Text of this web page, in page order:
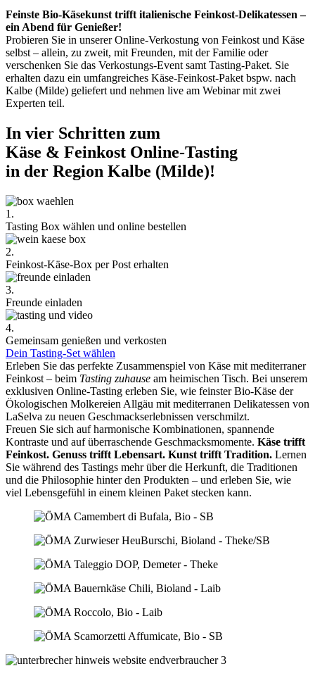
Feinste Bio-Käsekunst trifft italienische Feinkost-Delikatessen –
ein Abend für Genießer!
Probieren Sie in unserer Online-Verkostung von Feinkost und Käse
selbst – allein, zu zweit, mit Freunden, mit der Familie oder
verschenken Sie das Verkostungs-Event samt Tasting-Paket. Sie
erhalten dazu ein umfangreiches Käse-Feinkost-Paket bspw. nach
Kalbe (Milde) geliefert und nehmen live am Webinar mit zwei
Experten teil.
In vier Schritten zum
Käse & Feinkost Online-Tasting
in der Region Kalbe (Milde)!
1.
Tasting Box wählen und online bestellen
2.
Feinkost-Käse-Box per Post erhalten
3.
Freunde einladen
4.
Gemeinsam genießen und verkosten
Dein Tasting-Set wählen
Erleben Sie das perfekte Zusammenspiel von Käse mit mediterraner
Feinkost – beim Tasting zuhause am heimischen Tisch. Bei unserem
exklusiven Online-Tasting erleben Sie, wie feinster Bio-Käse der
Ökologischen Molkereien Allgäu mit mediterranen Delikatessen von
LaSelva zu neuen Geschmackserlebnissen verschmilzt.
Freuen Sie sich auf harmonische Kombinationen, spannende
Kontraste und auf überraschende Geschmacksmomente. Käse trifft
Feinkost. Genuss trifft Lebensart. Kunst trifft Tradition. Lernen
Sie während des Tastings mehr über die Herkunft, die Traditionen
und die Philosophie hinter den Produkten – und erleben Sie, wie
viel Lebensgefühl in einem kleinen Paket stecken kann.